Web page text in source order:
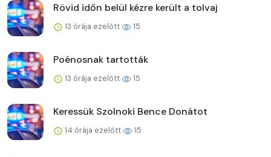
Rövid időn belül kézre került a tolvaj
13 órája ezelőtt 15
Poénosnak tartották
13 órája ezelőtt 15
Keressük Szolnoki Bence Donátot
14 órája ezelőtt 15